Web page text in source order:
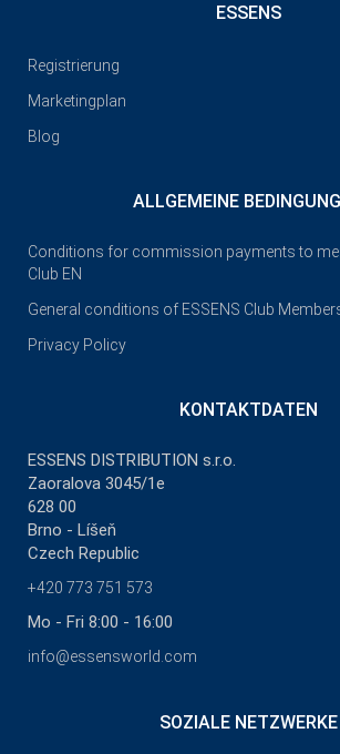
ESSENS
Registrierung
Marketingplan
Blog
ALLGEMEINE
Conditions for commission payments to
Club EN
General conditions of ESSENS Club
Privacy Policy
KONTAKTDATEN
ESSENS DISTRIBUTION s.r.o.
Zaoralova 3045/1e
628 00
Brno - Líšeň
Czech Republic
+420 773 751 573
Mo - Fri 8:00 - 16:00
info@essensworld.com
SOZIALE NETZWERKE